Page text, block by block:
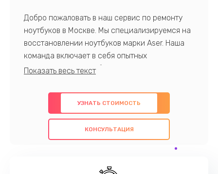
Добро пожаловать в наш сервис по ремонту
ноутбуков в Москве. Мы специализируемся на
восстановлении ноутбуков марки Aser. Наша
команда включает в себя опытных
профессионалов с обширными знаниями и
предлагаем быстрый и качественный ремонт с
использованием оригинальных компонентов, а
также гарантируем качество всех
проведенных работ. Наша цель - предоставить
наилучшим образом. Не медлите записаться на
УЗНАТЬ СТОИМОСТЬ
КОНСУЛЬТАЦИЯ